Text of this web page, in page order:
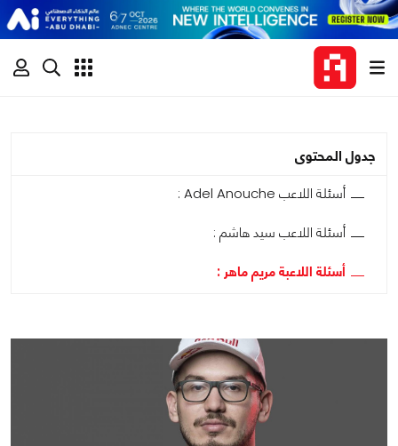
جدول المحتوى
أسئلة اللاعب Adel Anouche :
أسئلة اللاعب سيد هاشم :
أسئلة اللاعبة مريم ماهر :